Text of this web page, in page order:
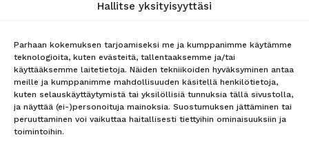
Hallitse yksityisyyttäsi
Parhaan kokemuksen tarjoamiseksi me ja kumppanimme käytämme
teknologioita, kuten evästeitä, tallentaaksemme ja/tai
käyttääksemme laitetietoja. Näiden tekniikoiden hyväksyminen antaa
meille ja kumppanimme mahdollisuuden käsitellä henkilötietoja,
kuten selauskäyttäytymistä tai yksilöllisiä tunnuksia tällä sivustolla,
ja näyttää (ei-)personoituja mainoksia. Suostumuksen jättäminen tai
peruuttaminen voi vaikuttaa haitallisesti tiettyihin ominaisuuksiin ja
toimintoihin.
Lennot
Hotellit
Lähetä tarjouspyyntö
lennoista/hotellista –
vastaamme nopeasti
Lentokenttäkuljetus
Matkatavarat
Tietoa meistä
Ryhmämyynti
Lähetä tarjouspyyntö
lennoista/hotellista –
vastaamme nopeasti
Uutiset
Matkaehdot